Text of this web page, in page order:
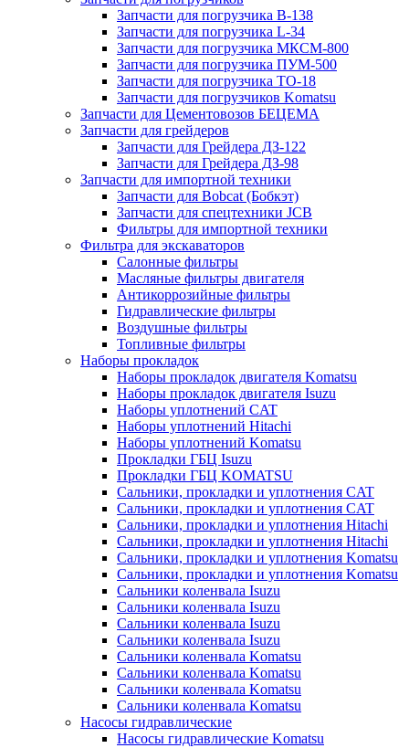
Запчасти для погрузчика B-138
Запчасти для погрузчика L-34
Запчасти для погрузчика МКСМ-800
Запчасти для погрузчика ПУМ-500
Запчасти для погрузчика ТО-18
Запчасти для погрузчиков Komatsu
Запчасти для Цементовозов БЕЦЕМА
Запчасти для грейдеров
Запчасти для Грейдера ДЗ-122
Запчасти для Грейдера ДЗ-98
Запчасти для импортной техники
Запчасти для Bobcat (Бобкэт)
Запчасти для спецтехники JCB
Фильтры для импортной техники
Фильтра для экскаваторов
Салонные фильтры
Масляные фильтры двигателя
Антикоррозийные фильтры
Гидравлические фильтры
Воздушные фильтры
Топливные фильтры
Наборы прокладок
Наборы прокладок двигателя Komatsu
Наборы прокладок двигателя Isuzu
Наборы уплотнений CAT
Наборы уплотнений Hitachi
Наборы уплотнений Komatsu
Прокладки ГБЦ Isuzu
Прокладки ГБЦ KOMATSU
Сальники, прокладки и уплотнения CAT
Сальники, прокладки и уплотнения CAT
Сальники, прокладки и уплотнения Hitachi
Сальники, прокладки и уплотнения Hitachi
Сальники, прокладки и уплотнения Komatsu
Сальники, прокладки и уплотнения Komatsu
Сальники коленвала Isuzu
Сальники коленвала Isuzu
Сальники коленвала Isuzu
Сальники коленвала Isuzu
Сальники коленвала Komatsu
Сальники коленвала Komatsu
Сальники коленвала Komatsu
Сальники коленвала Komatsu
Насосы гидравлические
Насосы гидравлические Komatsu